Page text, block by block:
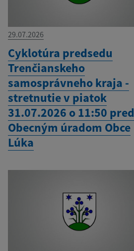
29.07.2026
Cyklotúra predsedu
Trenčianskeho
samosprávneho kraja -
stretnutie v piatok
31.07.2026 o 11:50 pred
Obecným úradom Obce
Lúka